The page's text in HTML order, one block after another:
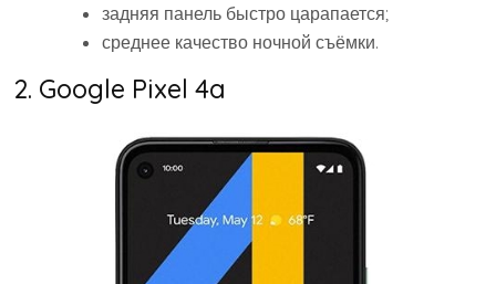
задняя панель быстро царапается;
среднее качество ночной съёмки.
2. Google Pixel 4a